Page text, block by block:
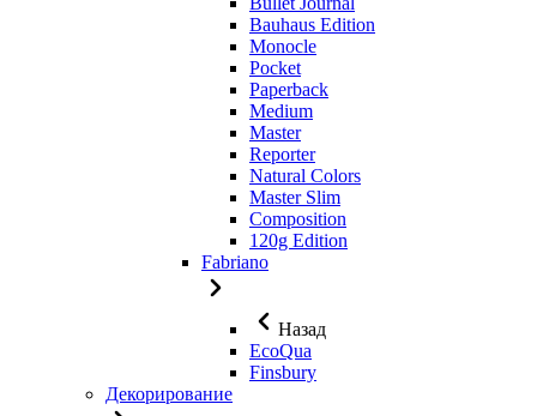
Bauhaus Edition
Monocle
Pocket
Paperback
Medium
Master
Reporter
Natural Colors
Master Slim
Composition
120g Edition
Fabriano
Назад
EcoQua
Finsbury
Декорирование